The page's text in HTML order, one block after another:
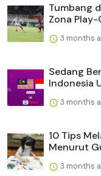
Tumbang
Zona Play-
3 months
Sedang
Indonesia
3 months
10 Tips
Menurut
3 months